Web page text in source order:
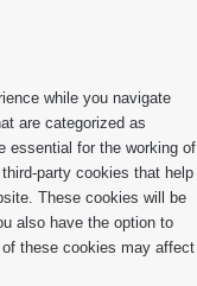
while you navigate
are categorized as
essential for the working of
party cookies that help
These cookies will be
also have the option to
these cookies may affect